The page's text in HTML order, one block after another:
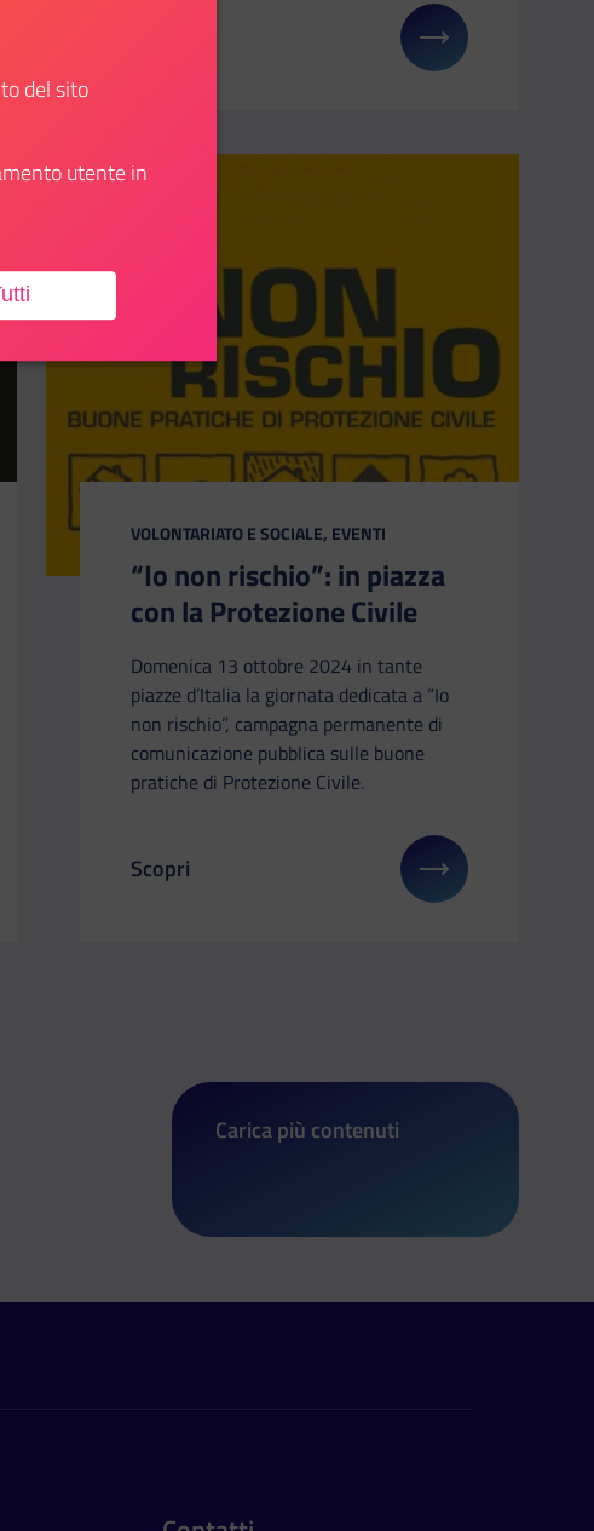
Partecipa alla 4° edizione dell’EYCA Youth Panel
Il link ti porterà ad avere maggiori dettagli su:
Conversazioni sul Futuro a Lecce
CATEGORIA:
VOLONTARIATO E SOCIALE, EVENTI
“Io non rischio”: in piazza
con la Protezione Civile
Domenica 13 ottobre 2024 in tante
piazze d’Italia la giornata dedicata a “Io
non rischio”, campagna permanente di
comunicazione pubblica sulle buone
pratiche di Protezione Civile.
Il link ti porterà ad avere maggiori dettagli su: “Io
Scopri
Carica più contenuti
del sito
utente in